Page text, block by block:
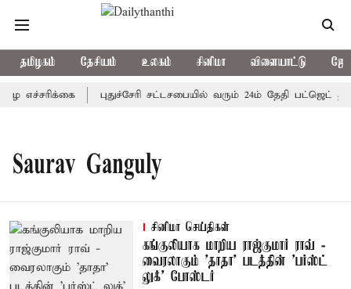
தமிழகம் தேசியம் உலகம் சினிமா விளையாட்டு
எச்சரிக்கை புதுச்சேரி சட்டசபையில் வரும் 24ம் தேதி பட்ஜெட்
Saurav Ganguly
சினிமா செய்திகள்
கங்குலியாக மாறிய ராஜ்குமார் ராவ் -
வைரலாகும் 'தாதா' படத்தின் 'பர்ஸ்ட்
லுக்' போஸ்டர்